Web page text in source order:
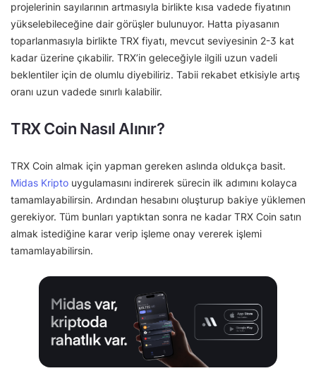
projelerinin sayılarının artmasıyla birlikte kısa vadede fiyatının
yükselebileceğine dair görüşler bulunuyor. Hatta piyasanın
toparlanmasıyla birlikte TRX fiyatı, mevcut seviyesinin 2-3 kat
kadar üzerine çıkabilir. TRX’in geleceğiyle ilgili uzun vadeli
beklentiler için de olumlu diyebiliriz. Tabii rekabet etkisiyle artış
oranı uzun vadede sınırlı kalabilir.
TRX Coin Nasıl Alınır?
TRX Coin almak için yapman gereken aslında oldukça basit.
Midas Kripto uygulamasını indirerek sürecin ilk adımını kolayca
tamamlayabilirsin. Ardından hesabını oluşturup bakiye yüklemen
gerekiyor. Tüm bunları yaptıktan sonra ne kadar TRX Coin satın
almak istediğine karar verip işleme onay vererek işlemi
tamamlayabilirsin.